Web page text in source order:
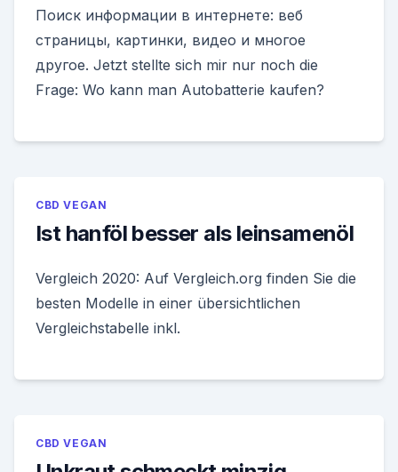
Поиск информации в интернете: веб
страницы, картинки, видео и многое
другое. Jetzt stellte sich mir nur noch die
Frage: Wo kann man Autobatterie kaufen?
CBD VEGAN
Ist hanföl besser als leinsamenöl
Vergleich 2020: Auf Vergleich.org finden Sie die
besten Modelle in einer übersichtlichen
Vergleichstabelle inkl.
CBD VEGAN